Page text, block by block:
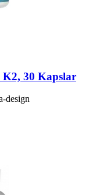
K2, 30 Kapslar
design